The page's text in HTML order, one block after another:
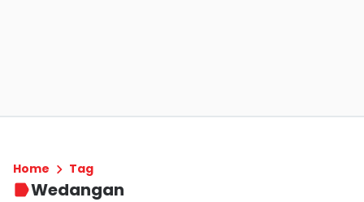
Home Tag
Wedangan